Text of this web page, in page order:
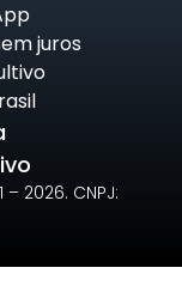
juros
2026. CNPJ: